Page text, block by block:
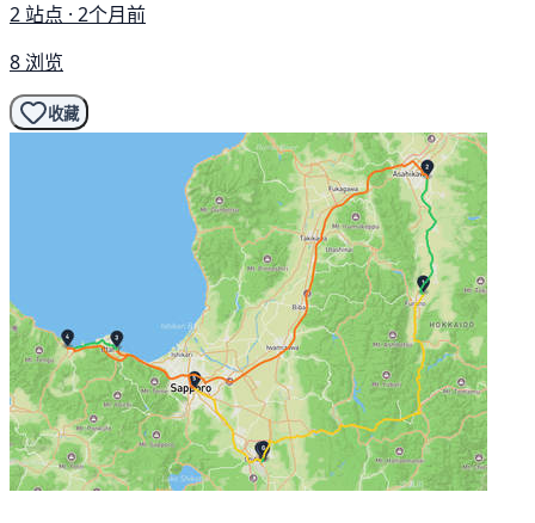
2 站点 · 2个月前
8 浏览
收藏